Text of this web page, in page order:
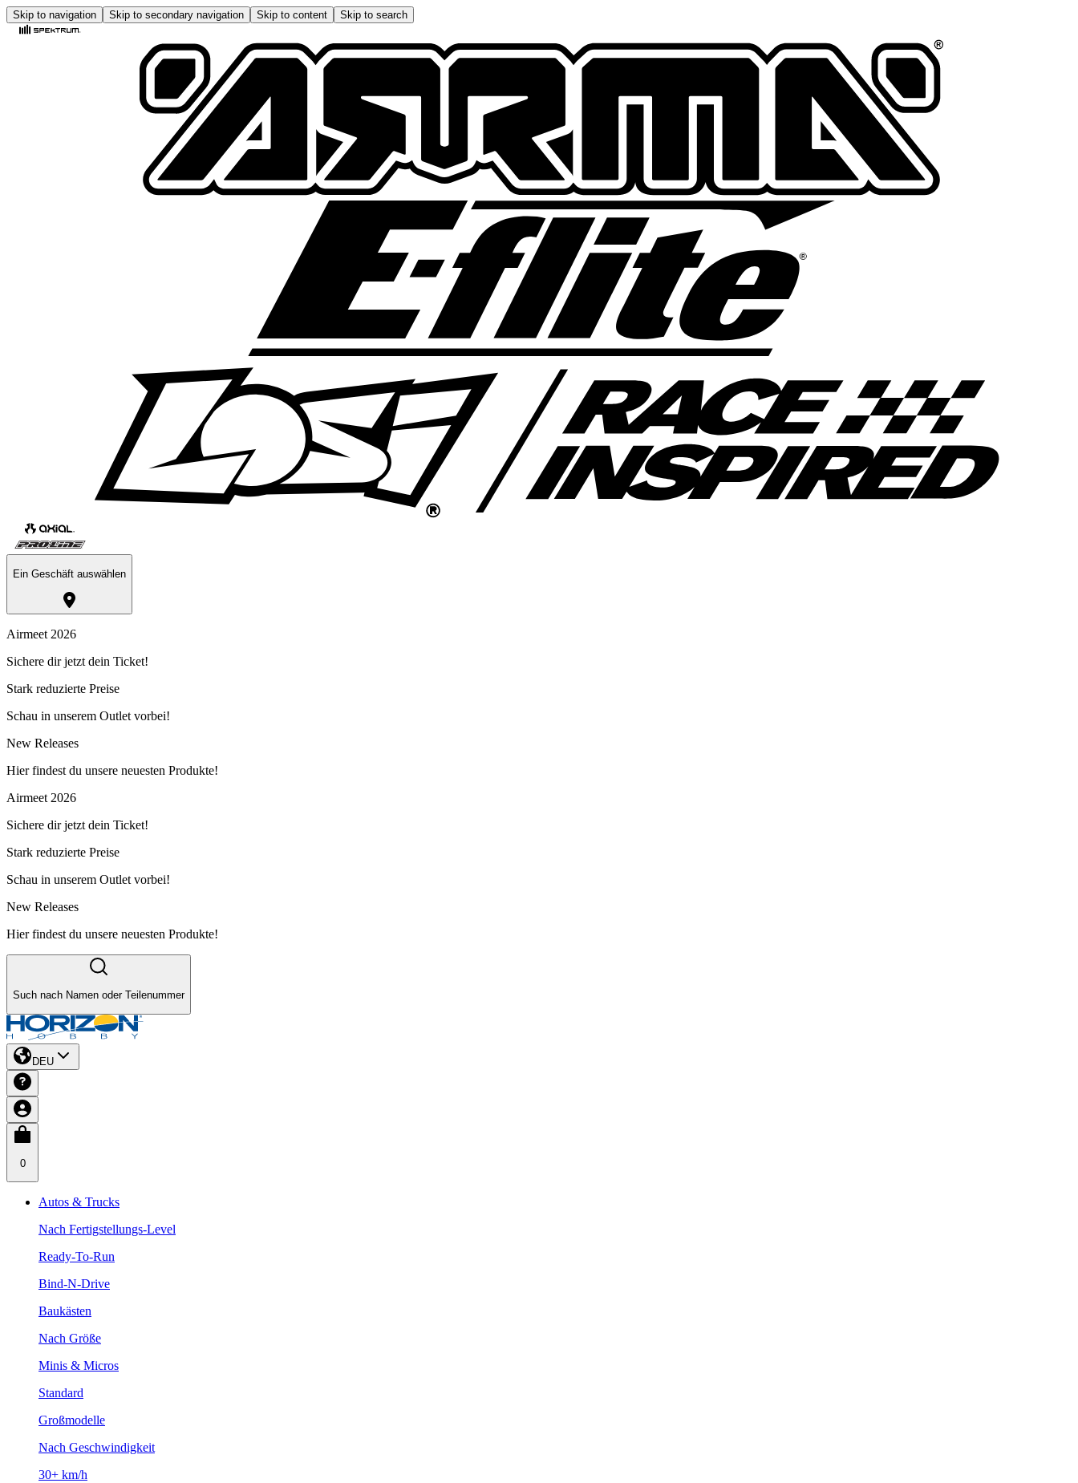
Skip to navigation Skip to secondary navigation Skip to content Skip to search
Ein Geschäft auswählen
Airmeet 2026
Sichere dir jetzt dein Ticket!
Stark reduzierte Preise
Schau in unserem Outlet vorbei!
New Releases
Hier findest du unsere neuesten Produkte!
Airmeet 2026
Sichere dir jetzt dein Ticket!
Stark reduzierte Preise
Schau in unserem Outlet vorbei!
New Releases
Hier findest du unsere neuesten Produkte!
Such nach Namen oder Teilenummer
DEU
0
Autos & Trucks
Nach Fertigstellungs-Level
Ready-To-Run
Bind-N-Drive
Baukästen
Nach Größe
Minis & Micros
Standard
Großmodelle
Nach Geschwindigkeit
30+ km/h